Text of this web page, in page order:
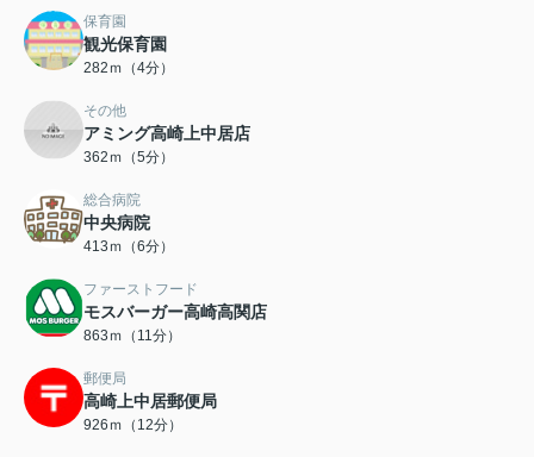
保育園
観光保育園
282ｍ（4分）
その他
アミング高崎上中居店
362ｍ（5分）
総合病院
中央病院
413ｍ（6分）
ファーストフード
モスバーガー高崎高関店
863ｍ（11分）
郵便局
高崎上中居郵便局
926ｍ（12分）